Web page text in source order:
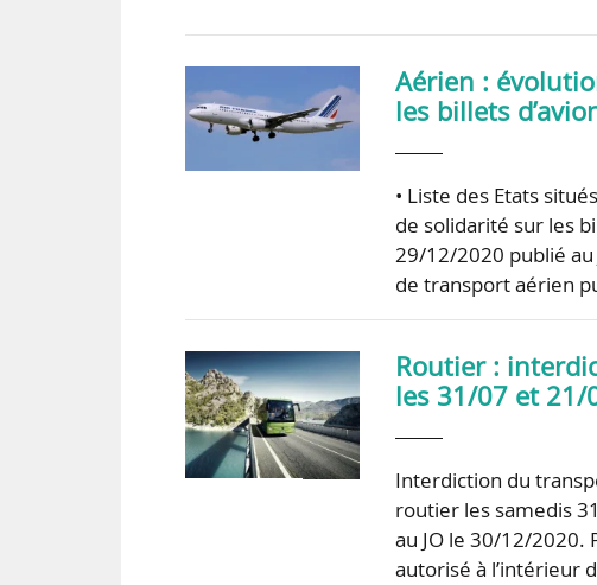
Aérien :
les billets
• Liste des Etats
de solidarité sur les
29/12/2020 publié
de transport aérien
Routier :
les 31/07 et 21/
Interdiction du
routier les samedis
au JO le 30/12/2020.
autorisé à l’intérieur